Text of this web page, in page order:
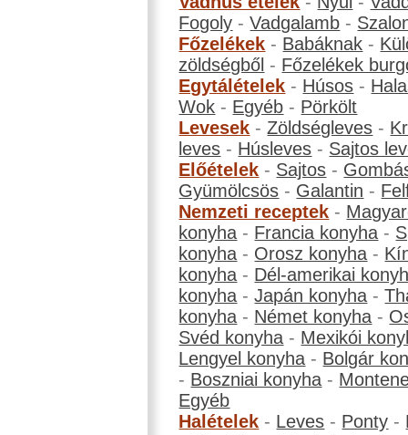
Fogoly -Vadgalamb -
Főzelékek - Babáknak -
zöldségből - Főzelékek
Egytálételek - Húsos -
Wok - Egyéb - Pörkölt
Levesek -Zöldségleves -
leves - Húsleves - Sajtos
Előételek - Sajtos -
Gyümölcsös - Galantin -
Nemzeti receptek -
konyha - Francia konyha -
konyha - Orosz konyha -
konyha - Dél-amerikai
konyha -Japán konyha -
konyha - Német konyha -
Svéd konyha - Mexikói
Lengyel konyha - Bolgár
- Boszniai konyha -
Egyéb
Halételek - Leves - Ponty -